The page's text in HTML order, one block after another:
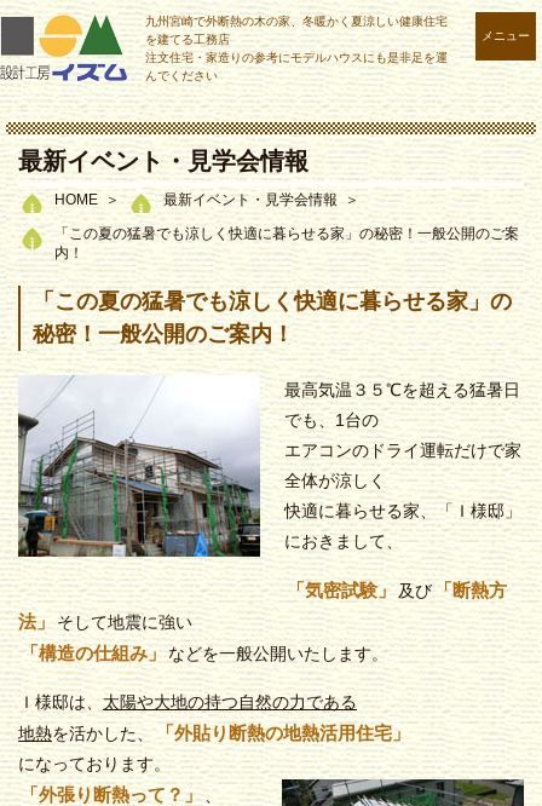
メニュー
九州宮崎で外断熱の木の家、冬暖かく夏涼しい健康住宅
を建てる工務店
注文住宅・家造りの参考にモデルハウスにも是非足を運
んでください
最新イベント・見学会情報
HOME
最新イベント・見学会情報
「この夏の猛暑でも涼しく快適に暮らせる家」の秘密！一般公開のご案
内！
「この夏の猛暑でも涼しく快適に暮らせる家」の
秘密！一般公開のご案内！
最高気温３５℃を超える猛暑日
でも、1台の
エアコンのドライ運転だけで家
全体が涼しく
快適に暮らせる家、「Ｉ様邸」
におきまして、
「気密試験」及び「断熱方
法」そして地震に強い
「構造の仕組み」などを一般公開いたします。
Ｉ様邸は、太陽や大地の持つ自然の力である
地熱を活かした、「外貼り断熱の地熱活用住宅」
になっております。
「外張り断熱って？」、